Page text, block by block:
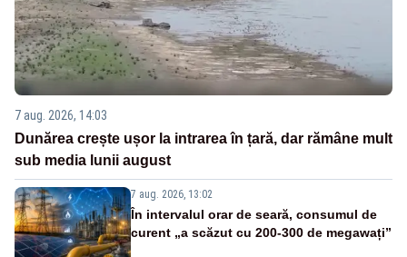
7 aug. 2026, 14:03
Dunărea crește ușor la intrarea în țară, dar rămâne mult
sub media lunii august
7 aug. 2026, 13:02
În intervalul orar de seară, consumul de
curent „a scăzut cu 200-300 de megawați”